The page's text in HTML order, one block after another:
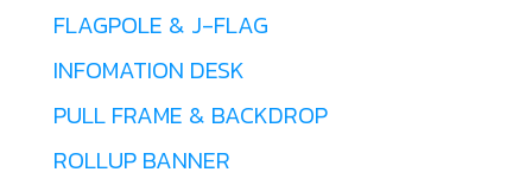
FLAGPOLE & J-FLAG
INFOMATION DESK
PULL FRAME & BACKDROP
ROLLUP BANNER